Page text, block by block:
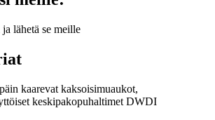
lähetä se meille